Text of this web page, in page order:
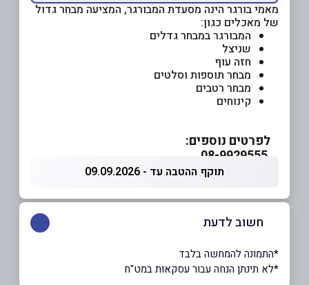
מאמי בורגר הינה מסעדת המבורגר, המציעה מבחר גדול
של מאכלים כגון:
המבורגר במבחר גדלים
שניצל
חזה עוף
מבחר תוספות וסלטים
מבחר רטבים
קינוחים
לפרטים נוספים:
תוקף ההטבה עד - 09.09.2026
חשוב לדעת
*התמונה להמחשה בלבד
*לא תינתן הנחה עבור עסקאות במט"ח